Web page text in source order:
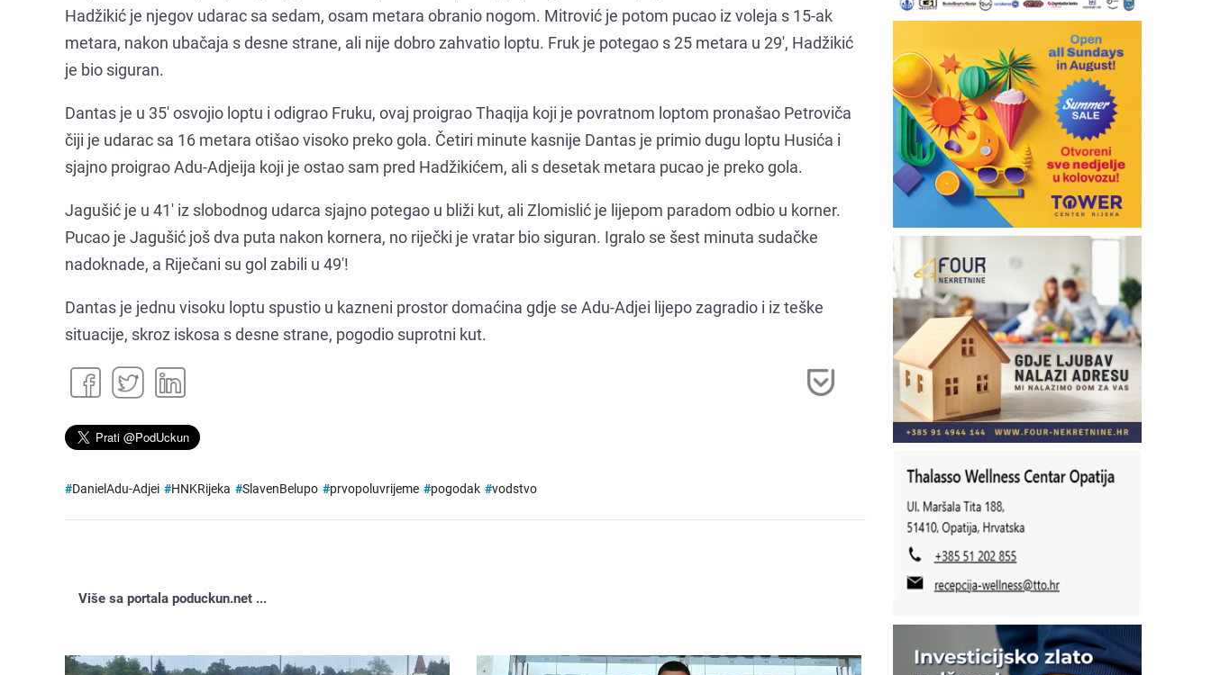
Hadžikić je njegov udarac sa sedam, osam metara obranio nogom. Mitrović je potom pucao iz voleja s 15-ak
metara, nakon ubačaja s desne strane, ali nije dobro zahvatio loptu. Fruk je potegao s 25 metara u 29', Hadžikić
je bio siguran.
Dantas je u 35' osvojio loptu i odigrao Fruku, ovaj proigrao Thaqija koji je povratnom loptom pronašao Petroviča
čiji je udarac sa 16 metara otišao visoko preko gola. Četiri minute kasnije Dantas je primio dugu loptu Husića i
sjajno proigrao Adu-Adjeija koji je ostao sam pred Hadžikićem, ali s desetak metara pucao je preko gola.
Jagušić je u 41' iz slobodnog udarca sjajno potegao u bliži kut, ali Zlomislić je lijepom paradom odbio u korner.
Pucao je Jagušić još dva puta nakon kornera, no riječki je vratar bio siguran. Igralo se šest minuta sudačke
nadoknade, a Riječani su gol zabili u 49'!
Dantas je jednu visoku loptu spustio u kazneni prostor domaćina gdje se Adu-Adjei lijepo zagradio i iz teške
situacije, skroz iskosa s desne strane, pogodio suprotni kut.
#DanielAdu-Adjei #HNKRijeka #SlavenBelupo #prvopoluvrijeme #pogodak #vodstvo
Više sa portala poduckun.net ...